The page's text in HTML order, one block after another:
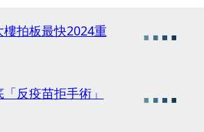
拍板最快2024重
反疫苗拒手術」